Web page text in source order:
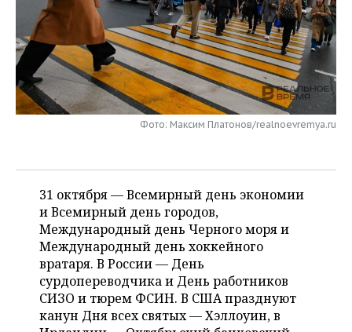
НЕФТЕХИМИЯ
НЕФТЬ
ОПК
ЭНЕРГЕТИКА
РОЗНИЧНАЯ ТОРГОВЛЯ
ТРАНСПОРТ
УСЛУГИ
НОВОСТИ ТЕХНОЛОГИЙ
МЕДИА
МЕРОПРИЯТИЯ
НОВОСТИ МЕРОПРИЯТИЙ
ВЫЕЗДНАЯ РЕДАКЦИЯ
ONLINE-КОНФЕРЕНЦИИ
ОТКРЫТАЯ ЛЕКЦИЯ
СПОРТ
НОВОСТИ СПОРТА
ХОККЕЙ
БАСКЕТБОЛ
ВОЛЕЙБОЛ
КИБЕРСПОРТ
ФИГУРНОЕ КАТАНИЕ
ОБЩЕСТВО
ВЛАСТЬ
ИНФРАСТРУКТУРА
ИСТОРИЯ
КУЛЬТУРА
МЕДИЦИНА
СЮЖЕТЫ
СПРАВОЧНИК
СПИСОК ПЕРСОН
СПИСОК КОМПАНИЙ
ПОЛНАЯ ВЕРСИЯ
Фото: Максим Платонов/realnoevremya.ru
31 октября — Всемирный день экономии
и Всемирный день городов,
Международный день Черного моря и
Международный день хоккейного
вратаря. В России — День
сурдопереводчика и День работников
СИЗО и тюрем ФСИН. В США празднуют
канун Дня всех святых — Хэллоуин, в